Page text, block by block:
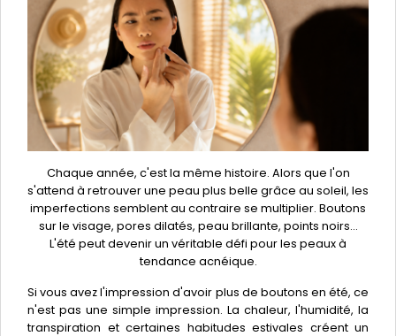
Chaque année, c'est la même histoire. Alors que l'on
s'attend à retrouver une peau plus belle grâce au soleil, les
imperfections semblent au contraire se multiplier. Boutons
sur le visage, pores dilatés, peau brillante, points noirs...
L'été peut devenir un véritable défi pour les peaux à
tendance acnéique.
Si vous avez l'impression d'avoir plus de boutons en été, ce
n'est pas une simple impression. La chaleur, l'humidité, la
transpiration et certaines habitudes estivales créent un